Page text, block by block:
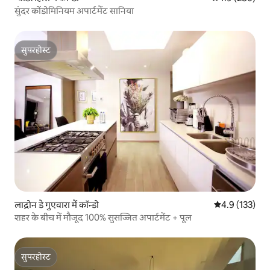
सुंदर कोंडोमिनियम अपार्टमेंट सानिया
सुपरहोस्ट
सुपरहोस्ट
लाद्रोन डे गुएवारा में कॉन्डो औसत रेटिंग 5 में
4.9 (133)
शहर के बीच में मौजूद 100% सुसज्जित अपार्टमेंट + पूल
सुपरहोस्ट
सुपरहोस्ट